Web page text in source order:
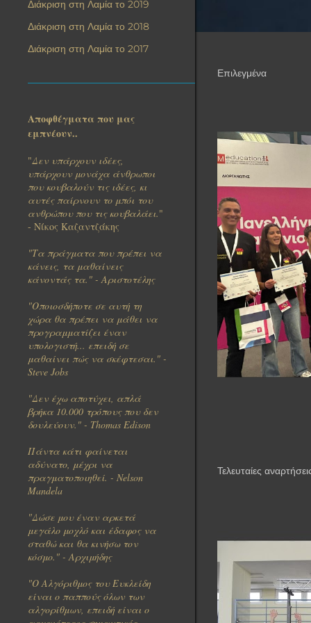
ν
α
ρ
τ
ή
σ
ε
ι
ς
Επιλεγμένα
Τελευταίες
Διάκριση στη Λαμία το 2019
Διάκριση στη Λαμία το 2018
Διάκριση στη Λαμία το 2017
Αποφθέγματα που μας
εμπνέουν..
"Δεν υπάρχουν ιδέες,
υπάρχουν μονάχα άνθρωποι
που κουβαλούν τις ιδέες, κι
αυτές παίρνουν το μπόι του
ανθρώπου που τις κουβαλάει."
- Νίκος Καζαντζάκης
"Τα πράγματα που πρέπει να
κάνεις, τα μαθαίνεις
κάνοντάς τα." - Αριστοτέλης
"Οποιοσδήποτε σε αυτή τη
χώρα θα πρέπει να μάθει να
προγραμματίζει έναν
υπολογιστή... επειδή σε
μαθαίνει πώς να σκέφτεσαι." -
Steve Jobs
"Δεν έχω αποτύχει, απλά
βρήκα 10.000 τρόπους που δεν
δουλεύουν." - Thomas Edison
Πάντα κάτι φαίνεται
αδύνατο, μέχρι να
πραγματοποιηθεί. - Nelson
Mandela
"Δώσε μου έναν αρκετά
μεγάλο μοχλό και έδαφος να
σταθώ και θα κινήσω τον
κόσμο." - Αρχιμήδης
"Ο Αλγόριθμος του Ευκλείδη
είναι ο παππούς όλων των
αλγορίθμων, επειδή είναι ο